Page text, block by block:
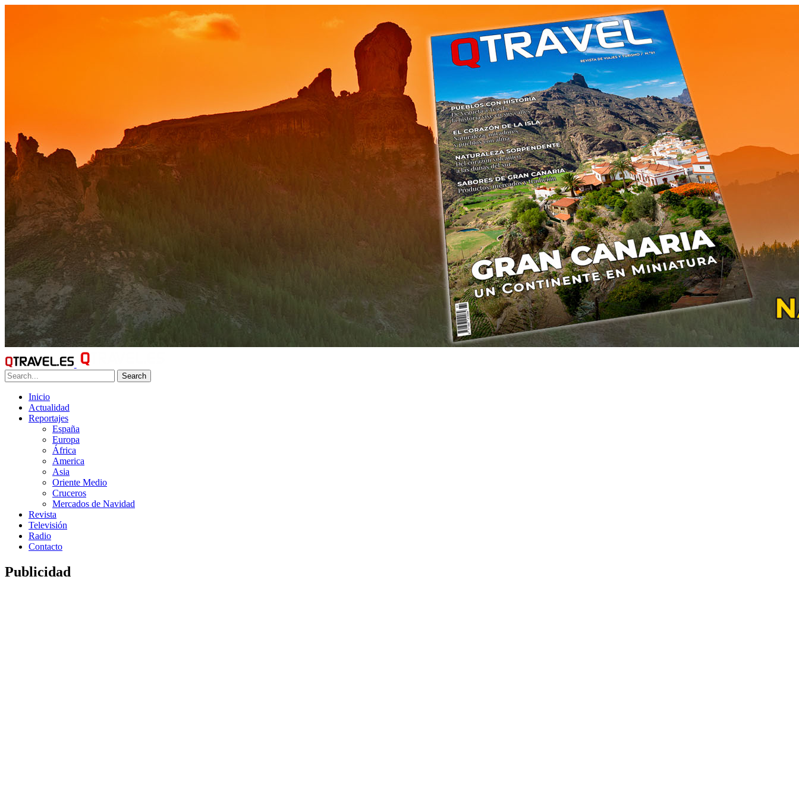
Search
Inicio
Actualidad
Reportajes
España
Europa
África
America
Asia
Oriente Medio
Cruceros
Mercados de Navidad
Revista
Televisión
Radio
Contacto
Publicidad